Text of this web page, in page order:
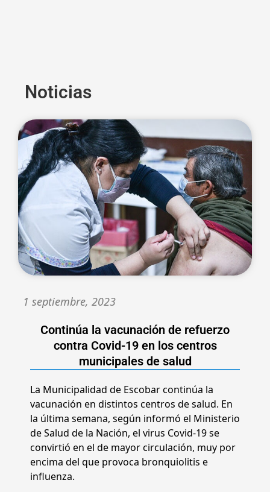
Noticias
1 septiembre, 2023
Continúa la vacunación de refuerzo
contra Covid-19 en los centros
municipales de salud
La Municipalidad de Escobar continúa la
vacunación en distintos centros de salud. En
la última semana, según informó el Ministerio
de Salud de la Nación, el virus Covid-19 se
convirtió en el de mayor circulación, muy por
encima del que provoca bronquiolitis e
influenza.